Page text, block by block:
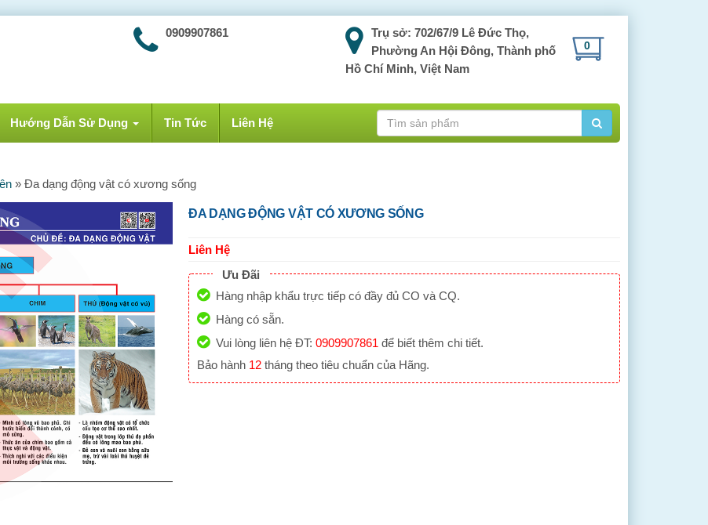
0909907861
Trụ sở: 702/67/9 Lê Đức Thọ,
Phường An Hội Đông, Thành phố
Hồ Chí Minh, Việt Nam
0
Hướng Dẫn Sử Dụng Tin Tức Liên Hệ
» Đa dạng động vật có xương sống
ĐA DẠNG ĐỘNG VẬT CÓ XƯƠNG SỐNG
Liên Hệ
Ưu Đãi
Hàng nhập khẩu trực tiếp có đầy đủ CO và CQ.
Hàng có sẵn.
Vui lòng liên hệ ĐT: 0909907861 để biết thêm chi tiết.
Bảo hành 12 tháng theo tiêu chuẩn của Hãng.